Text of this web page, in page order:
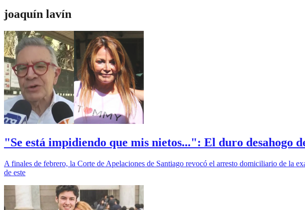
joaquín lavín
"Se está impidiendo que mis nietos...": El duro desahogo
A finales de febrero, la Corte de Apelaciones de Santiago revocó el arresto domiciliario de la
de este